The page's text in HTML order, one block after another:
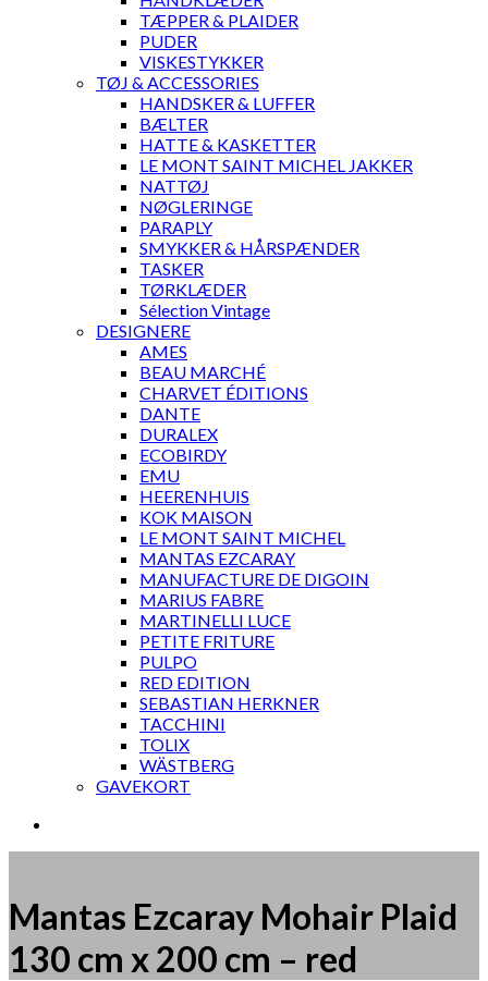
TÆPPER & PLAIDER
PUDER
VISKESTYKKER
TØJ & ACCESSORIES
HANDSKER & LUFFER
BÆLTER
HATTE & KASKETTER
LE MONT SAINT MICHEL JAKKER
NATTØJ
NØGLERINGE
PARAPLY
SMYKKER & HÅRSPÆNDER
TASKER
TØRKLÆDER
Sélection Vintage
DESIGNERE
AMES
BEAU MARCHÉ
CHARVET ÉDITIONS
DANTE
DURALEX
ECOBIRDY
EMU
HEERENHUIS
KOK MAISON
LE MONT SAINT MICHEL
MANTAS EZCARAY
MANUFACTURE DE DIGOIN
MARIUS FABRE
MARTINELLI LUCE
PETITE FRITURE
PULPO
RED EDITION
SEBASTIAN HERKNER
TACCHINI
TOLIX
WÄSTBERG
GAVEKORT
Mantas Ezcaray Mohair Plaid
130 cm x 200 cm – red